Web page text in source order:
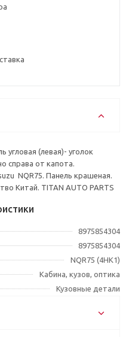
угловая (левая)- уголок
справа от капота.
NQR75. Панель крашеная.
Китай. TITAN AUTO PARTS
8975854304
8975854304
NQR75 (4HK1)
Кабина, кузов, оптика
Кузовные детали